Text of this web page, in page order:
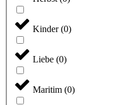
Kinder (0)
Liebe (0)
Maritim (0)